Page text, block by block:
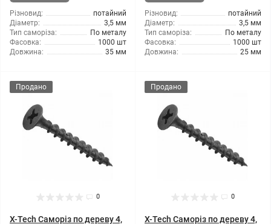
Різновид:
потайний
Діаметр:
3,5 мм
Тип саморіза:
По металу
Фасовка:
1000 шт
Довжина:
35 мм
Різновид:
потайний
Діаметр:
3,5 мм
Тип саморіза:
По металу
Фасовка:
1000 шт
Довжина:
25 мм
Продано
0
X-Tech Саморіз по дереву 4,
Продано
0
X-Tech Саморіз по дереву 4,